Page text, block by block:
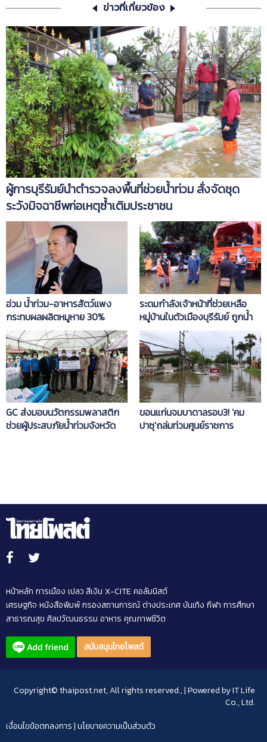
ข่าวที่เกี่ยวข้อง
ผู้การบุรีรัมย์นำตำรวจลงพื้นที่ช่วยน้ำท่วม สั่งจัดชุด
ระวังมิจฉาชีพก่อเหตุซ้ำเติมประชาชน
อ่วม น้ำท่วม-อาหารสัตว์แพง
กระทบผลผลิตหมูหาย 30%
ระดมกำลังเจ้าหน้าที่ช่วยเหลือ
หมู่บ้านในตัวเมืองบุรีรัมย์ ถูกน้ำ
ท่วมกว่า 200 หลังคาเรือน
GC ส่งมอบนวัตกรรมพลาสติก
ช่วยผู้ประสบภัยน้ำท่วมจังหวัด
ขอนแก่นจมบาดาลรอบ3! 'คม
ปาซุ'ถล่มท่วมศูนย์ราชการ
หน้าหลัก การเมือง เปลว สีเงิน X-CITE คอลัมนิสต์
เศรษฐกิจ หนังสือพิมพ์กรองสถานการณ์ต่างประเทศบันเทิง กีฬา การศึกษา
สาธารณสุข ศิลปวัฒนธรรม อาหาร คุณภาพชีวิต
สนับสนุนไทยโพสต์
Copyright© thaipost.net, All rights reserved., | Powered byIT Life
Co., Ltd.
เงื่อนไขข้อตกลงการ|นโยบายความเป็นส่วนตัว